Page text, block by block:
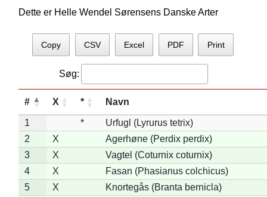
Dette er Helle Wendel Sørensens Danske Arter
Copy CSV Excel PDF Print
Søg:
# X * Navn
1 *
Urfugl (Lyrurus tetrix)
2
X
Agerhøne (Perdix perdix)
3
X
Vagtel (Coturnix coturnix)
4
X
Fasan (Phasianus colchicus)
5
X
Knortegås (Branta bernicla)